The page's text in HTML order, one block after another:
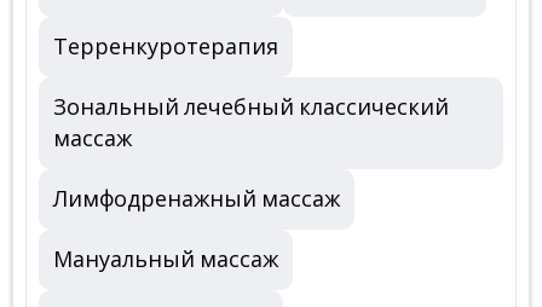
Терренкуротерапия
Зональный лечебный классический
массаж
Лимфодренажный массаж
Мануальный массаж